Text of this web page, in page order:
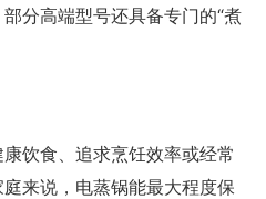
分高端型号还具备专门的“煮
饮食、追求烹饪效率或经常
来说，电蒸锅能最大程度保